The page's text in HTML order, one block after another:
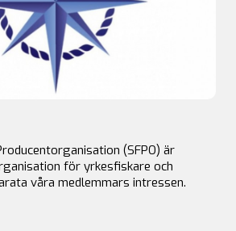
(SFPO) är
för yrkesfiskare och
våra medlemmars intressen.